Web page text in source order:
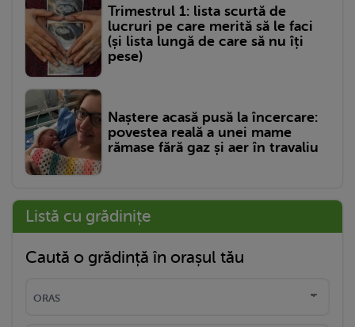
Trimestrul 1: lista scurtă de
lucruri pe care merită să le faci
(și lista lungă de care să nu îți
pese)
Naștere acasă pusă la încercare:
povestea reală a unei mame
rămase fără gaz și aer în travaliu
Listă cu grădinițe
Caută o grădință în orașul tău